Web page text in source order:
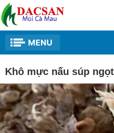
MENU
Khô mực nấu súp